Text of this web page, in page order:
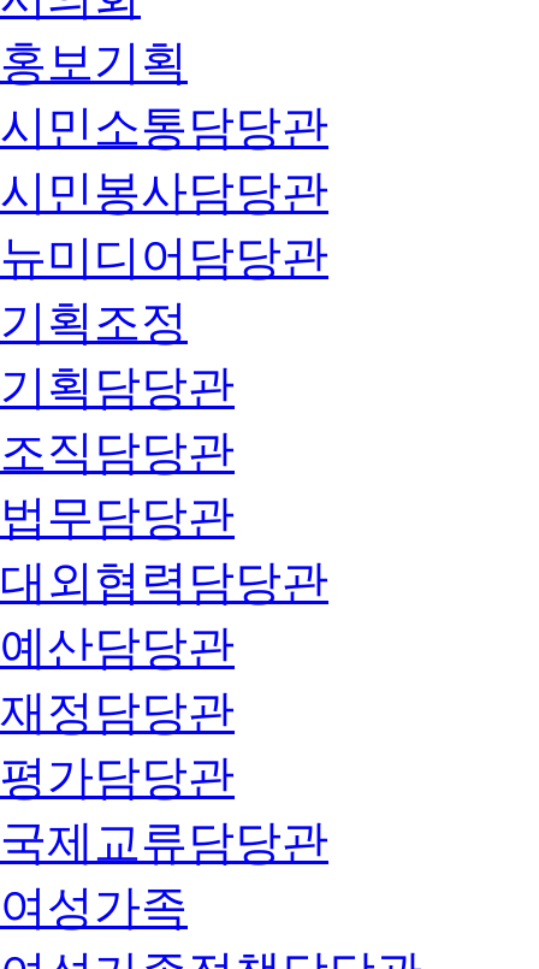
홍보기획
시민소통담당관
시민봉사담당관
뉴미디어담당관
기획조정
기획담당관
조직담당관
법무담당관
대외협력담당관
예산담당관
재정담당관
평가담당관
국제교류담당관
여성가족